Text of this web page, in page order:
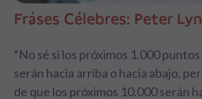
Fráses Célebres: Peter
“No sé si los próximos 1.000
serán hacia arriba o hacia abajo,
de que los próximos 10.000 serán